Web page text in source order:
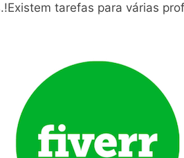
tarefas para várias